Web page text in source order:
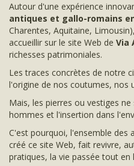
Autour d'une expérience
antiques et gallo-romains
Charentes, Aquitaine,
accueillir sur le site Web de Via
richesses patrimoniales.
Les traces concrètes de notre
l'origine de nos coutumes, nos
Mais, les pierres ou vestiges
hommes et l'insertion dans
C'est pourquoi, l'ensemble des
créé ce site Web, fait revivre,
pratiques, la vie passée tout